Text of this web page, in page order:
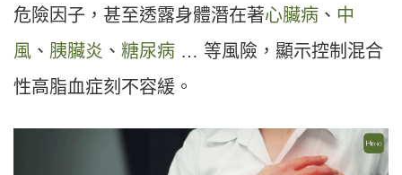
危險因子，甚至透露身體潛在著心臟病 、 中
風 、 胰臟炎 、 糖尿病 … 等風險，顯示控制混合
性高脂血症刻不容緩。